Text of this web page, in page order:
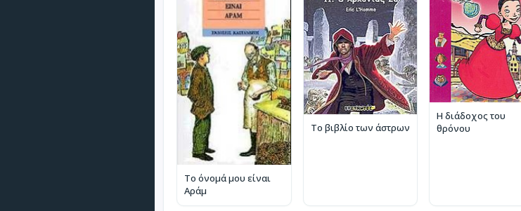
Το όνομά μου είναι
Αράμ
Το βιβλίο των άστρων
Η διάδοχος του
θρόνου